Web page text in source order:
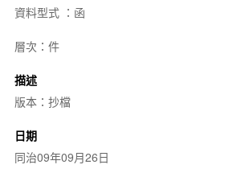
資料型式 ：函
層次：件
描述
版本：抄檔
日期
同治09年09月26日